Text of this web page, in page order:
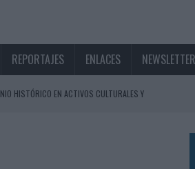
REPORTAJES ENLACES NEWSLETTER
HISTÓRICO EN ACTIVOS CULTURALES Y
LOS MEDIOS